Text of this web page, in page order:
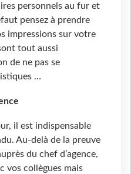
personnels au fur et
pensez à prendre
impressions sur votre
tout aussi
de ne pas se
…
il est indispensable
Au-delà de la preuve
du chef d’agence,
vos collègues mais